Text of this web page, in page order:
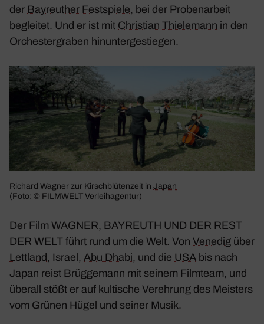
der Bayreu­ther Fest­spiele, bei der Proben­ar­beit
begleitet. Und er ist mit Chris­tian Thie­le­mann in den
Orches­ter­graben hinun­ter­ge­stiegen.
Richard Wagner zur Kirsch­blü­ten­zeit in Japan
(Foto: © FILM­WELT Verlei­hagentur)
Der Film WAGNER, BAYREUTH UND DER REST
DER WELT führt rund um die Welt. Von Venedig über
Lett­land, Israel, Abu Dhabi, und die USA bis nach
Japan reist Brüg­ge­mann mit seinem Film­team, und
überall stößt er auf kulti­sche Vereh­rung des Meis­ters
vom Grünen Hügel und seiner Musik.